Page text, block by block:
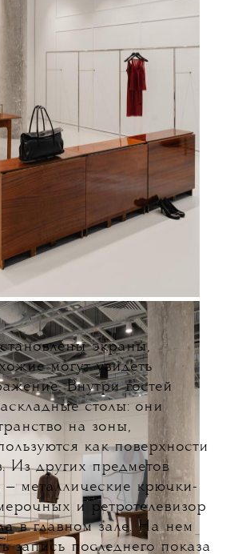
экраны,
могут увидеть
Внутри гостей
столы: они
на зоны,
как поверхности
Из других предметов
— металлические крючки-
и ретротелевизор
в главном зале. На нем
запись последнего показа